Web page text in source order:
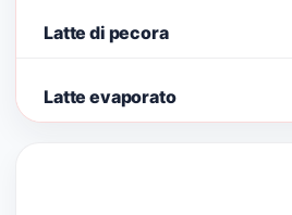
Latte di pecora
Latte evaporato